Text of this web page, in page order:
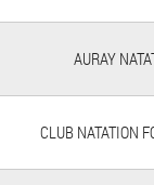
AURAY
CLUB NATATION